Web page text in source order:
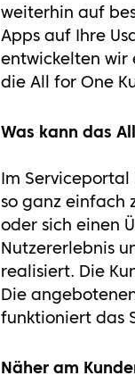
weiterhin auf
Apps auf Ihre
entwickelten wir
die All for One
Was kann das
Im Serviceportal
so ganz einfach
oder sich einen
Nutzererlebnis
realisiert. Die
Die
funktioniert das
Näher am